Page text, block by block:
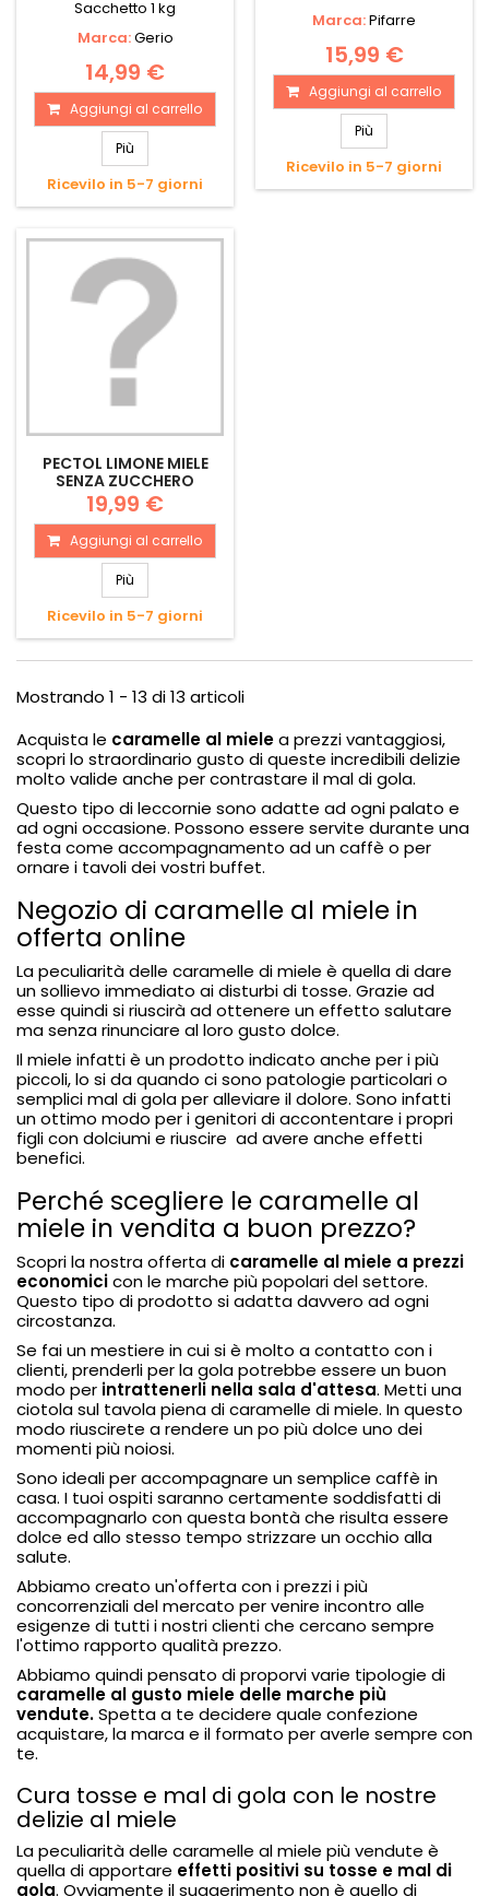
Sacchetto 1 kg
Marca:Gerio
14,99 €
Aggiungi al carrello
Più
Ricevilo in 5-7 giorni
Marca:Pifarre
15,99 €
Aggiungi al carrello
Più
Ricevilo in 5-7 giorni
PECTOL LIMONE MIELE
SENZA ZUCCHERO
19,99 €
Aggiungi al carrello
Più
Ricevilo in 5-7 giorni
Mostrando 1 - 13 di 13 articoli
Acquista le caramelle al mielea prezzi vantaggiosi,
scopri lo straordinario gusto di queste incredibili delizie
molto valide anche per contrastare il mal di gola.
Questo tipo di leccornie sono adatte ad ogni palato e
ad ogni occasione. Possono essere servite durante una
festa come accompagnamento ad un caffè o per
ornare i tavoli dei vostri buffet.
Negozio di caramelle al miele in
offerta online
La peculiarità delle caramelle di miele è quella di dare
un sollievo immediato ai disturbi di tosse. Grazie ad
esse quindi si riuscirà ad ottenere un effetto salutare
ma senza rinunciare al loro gusto dolce.
Il miele infatti è un prodotto indicato anche per i più
piccoli, lo si da quando ci sono patologie particolari o
semplici mal di gola per alleviare il dolore. Sono infatti
un ottimo modo per i genitori di accontentare i propri
figli con dolciumi e riuscire ad avere anche effetti
benefici.
Perché scegliere le caramelle al
miele in vendita a buon prezzo?
Scopri la nostra offerta di caramelle al miele a prezzi
economicicon le marche più popolari del settore.
Questo tipo di prodotto si adatta davvero ad ogni
circostanza.
Se fai un mestiere in cui si è molto a contatto con i
clienti,prenderli per la golapotrebbe essere un buon
modo per intrattenerli nella sala d'attesa. Metti una
ciotola sul tavola piena di caramelle di miele. In questo
modo riuscirete a rendere un po più dolce uno dei
momenti più noiosi.
Sono ideali peraccompagnare un semplice caffè in
casa. I tuoi ospiti saranno certamente soddisfatti di
accompagnarlo con questa bontà che risulta essere
dolce ed allo stesso tempo strizzare un occhio alla
salute.
Abbiamo creato un'offerta con i prezzi i più
concorrenziali del mercato per venire incontro alle
esigenze di tutti i nostri clienti che cercano sempre
l'ottimo rapporto qualità prezzo.
Abbiamo quindi pensato di proporvi varie tipologie di
caramelle al gusto miele delle marche più
vendute.Spetta a te decidere quale confezione
acquistare, la marca e il formato per averle sempre con
te.
Cura tosse e mal di gola con le nostre
delizie al miele
La peculiarità delle caramelle al miele più vendute è
quella di apportare effetti positivi su tosse e mal di
gola. Ovviamente il suggerimento non è quello di